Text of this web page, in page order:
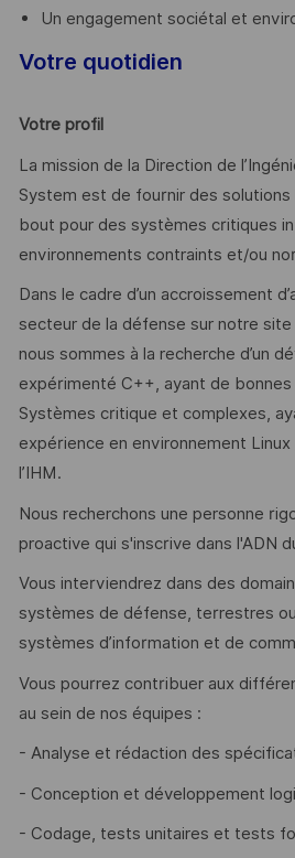
Un engagement sociétal et
Votre quotidien
Votre profil
La mission de la Direction de
System est de fournir des
bout pour des systèmes critiques
environnements contraints et/ou
Dans le cadre d’un accroissement
secteur de la défense sur notre site
nous sommes à la recherche d’un
expérimenté C++, ayant de bonnes
Systèmes critique et complexes,
expérience en environnement
l’IHM.
Nous recherchons une personne
proactive qui s'inscrive dans l'ADN
Vous interviendrez dans des
systèmes de défense, terrestres
systèmes d’information et de
Vous pourrez contribuer aux
au sein de nos équipes :
- Analyse et rédaction des
- Conception et développement
- Codage, tests unitaires et tests